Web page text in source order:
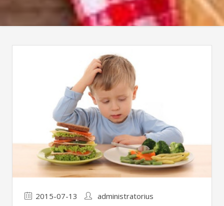
2015-07-13 administratorius